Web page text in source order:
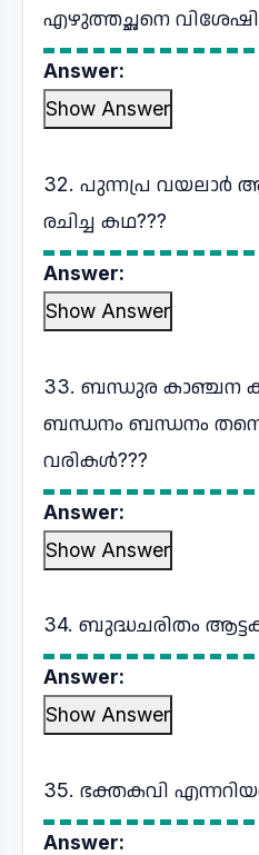
എഴുത്തച്ഛനെ
Answer:
Show Answer
32. പുന്നപ്ര വയലാർ
രചിച്ച കഥ???
Answer:
Show Answer
33. ബന്ധുര കാഞ്ചന
ബന്ധനം ബന്ധനം
വരികൾ???
Answer:
Show Answer
34. ബുദ്ധചരിതം
Answer:
Show Answer
35. ഭക്തകവി
Answer: